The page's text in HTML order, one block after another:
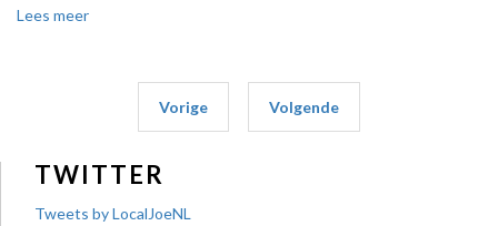
Lees meer
Vorige Volgende
TWITTER
Tweets by LocalJoeNL